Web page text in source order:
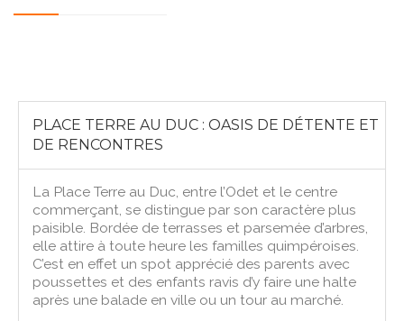
PLACE TERRE AU DUC : OASIS DE DÉTENTE ET
DE RENCONTRES
La Place Terre au Duc, entre l’Odet et le centre
commerçant, se distingue par son caractère plus
paisible. Bordée de terrasses et parsemée d’arbres,
elle attire à toute heure les familles quimpéroises.
C’est en effet un spot apprécié des parents avec
poussettes et des enfants ravis d’y faire une halte
après une balade en ville ou un tour au marché.